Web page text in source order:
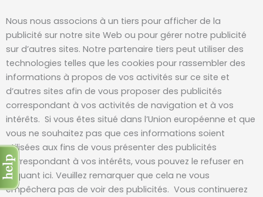
Nous nous associons à un tiers pour afficher de la
publicité sur notre site Web ou pour gérer notre publicité
sur d’autres sites. Notre partenaire tiers peut utiliser des
technologies telles que les cookies pour rassembler des
informations à propos de vos activités sur ce site et
d’autres sites afin de vous proposer des publicités
correspondant à vos activités de navigation et à vos
intérêts. Si vous êtes situé dans l’Union européenne et que
vous ne souhaitez pas que ces informations soient
utilisées aux fins de vous présenter des publicités
correspondant à vos intérêts, vous pouvez le refuser en
cliquant ici. Veuillez remarquer que cela ne vous
empêchera pas de voir des publicités. Vous continuerez